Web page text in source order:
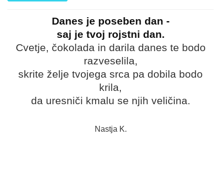
Danes je poseben dan -
saj je tvoj rojstni dan.
Cvetje, čokolada in darila danes te bodo
razveselila,
skrite želje tvojega srca pa dobila bodo
krila,
da uresniči kmalu se njih veličina.
Nastja K.